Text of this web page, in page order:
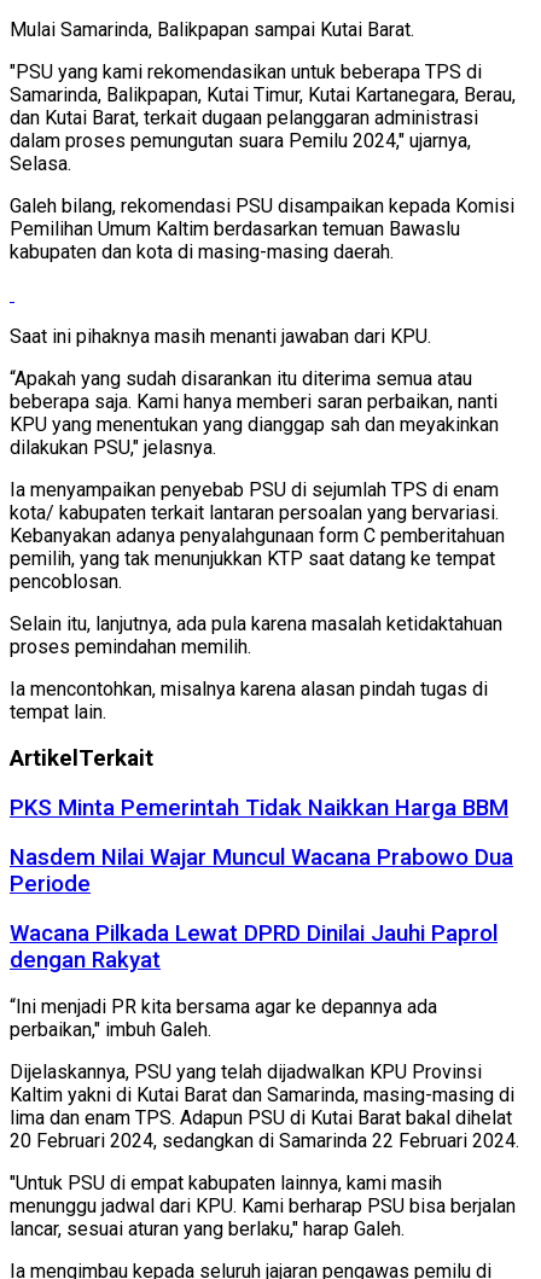
Mulai Samarinda, Balikpapan sampai Kutai Barat.
"PSU yang kami rekomendasikan untuk beberapa TPS di
Samarinda, Balikpapan, Kutai Timur, Kutai Kartanegara, Berau,
dan Kutai Barat, terkait dugaan pelanggaran administrasi
dalam proses pemungutan suara Pemilu 2024," ujarnya,
Selasa.
Galeh bilang, rekomendasi PSU disampaikan kepada Komisi
Pemilihan Umum Kaltim berdasarkan temuan Bawaslu
kabupaten dan kota di masing-masing daerah.
Saat ini pihaknya masih menanti jawaban dari KPU.
“Apakah yang sudah disarankan itu diterima semua atau
beberapa saja. Kami hanya memberi saran perbaikan, nanti
KPU yang menentukan yang dianggap sah dan meyakinkan
dilakukan PSU," jelasnya.
Ia menyampaikan penyebab PSU di sejumlah TPS di enam
kota/ kabupaten terkait lantaran persoalan yang bervariasi.
Kebanyakan adanya penyalahgunaan form C pemberitahuan
pemilih, yang tak menunjukkan KTP saat datang ke tempat
pencoblosan.
Selain itu, lanjutnya, ada pula karena masalah ketidaktahuan
proses pemindahan memilih.
Ia mencontohkan, misalnya karena alasan pindah tugas di
tempat lain.
Artikel Terkait
PKS Minta Pemerintah Tidak Naikkan Harga BBM
Nasdem Nilai Wajar Muncul Wacana Prabowo Dua
Periode
Wacana Pilkada Lewat DPRD Dinilai Jauhi Paprol
dengan Rakyat
“Ini menjadi PR kita bersama agar ke depannya ada
perbaikan," imbuh Galeh.
Dijelaskannya, PSU yang telah dijadwalkan KPU Provinsi
Kaltim yakni di Kutai Barat dan Samarinda, masing-masing di
lima dan enam TPS. Adapun PSU di Kutai Barat bakal dihelat
20 Februari 2024, sedangkan di Samarinda 22 Februari 2024.
"Untuk PSU di empat kabupaten lainnya, kami masih
menunggu jadwal dari KPU. Kami berharap PSU bisa berjalan
lancar, sesuai aturan yang berlaku," harap Galeh.
Ia mengimbau kepada seluruh jajaran pengawas pemilu di